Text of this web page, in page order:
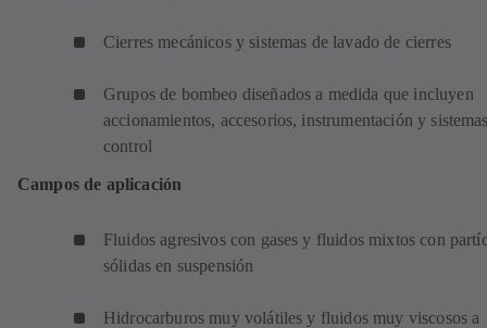
Cierres mecánicos y sistemas de lavado de cierres
Grupos de bombeo diseñados a medida que incluyen
accionamientos, accesorios, instrumentación y
control
Campos de aplicación
Fluidos agresivos con gases y fluidos mixtos con
sólidas en suspensión
Hidrocarburos muy volátiles y fluidos muy viscosos a